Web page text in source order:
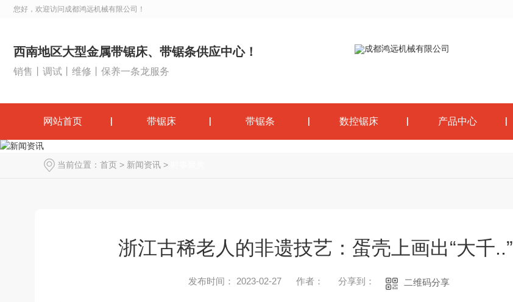
您好，欢迎访问成都鸿远机械有限公司！
西南地区大型金属带锯床、带锯条供应中心！
销售丨调试丨维修丨保养一条龙服务
网站首页 带锯床 带锯条 数控锯床 产品中心
当前位置： 首页 > 新闻资讯 >
浙江古稀老人的非遗技艺：蛋壳上画出“大千..”
发布时间： 2023-02-27 作者： 分享到： 二维码分享